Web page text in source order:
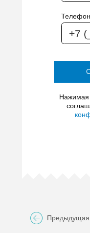
Нажимая
Предыдущая